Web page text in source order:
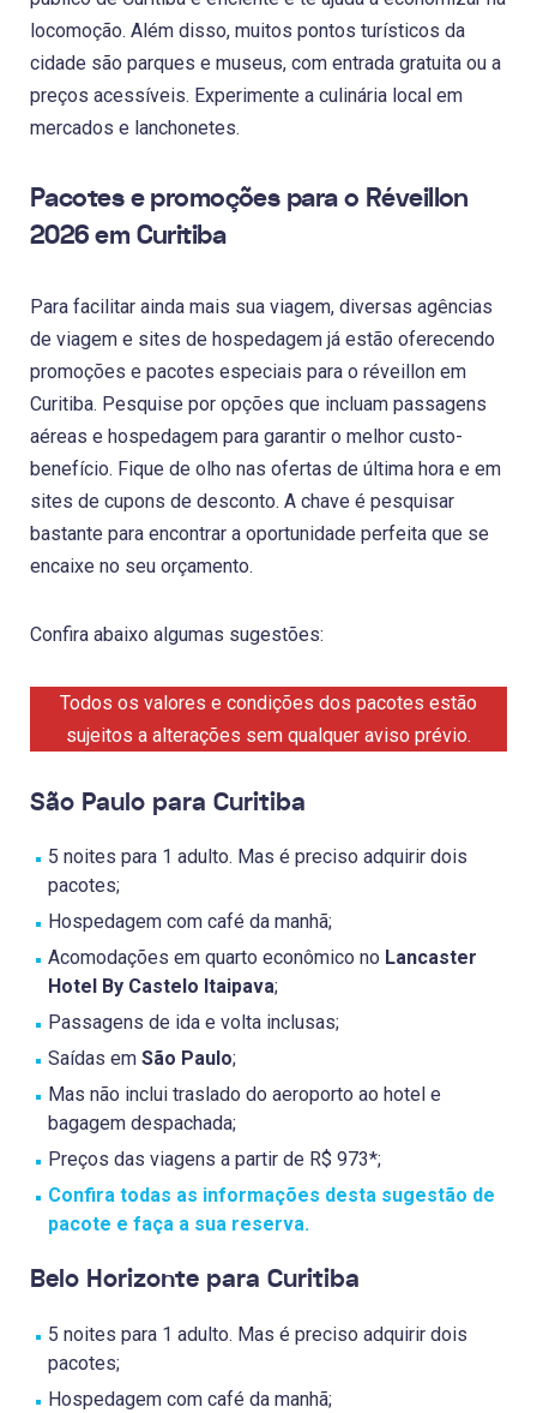
locomoção. Além disso, muitos pontos turísticos da
cidade são parques e museus, com entrada gratuita ou a
preços acessíveis. Experimente a culinária local em
mercados e lanchonetes.
Pacotes e promoções para o Réveillon
2026 em Curitiba
Para facilitar ainda mais sua viagem, diversas agências
de viagem e sites de hospedagem já estão oferecendo
promoções e pacotes especiais para o réveillon em
Curitiba. Pesquise por opções que incluam passagens
aéreas e hospedagem para garantir o melhor custo-
benefício. Fique de olho nas ofertas de última hora e em
sites de cupons de desconto. A chave é pesquisar
bastante para encontrar a oportunidade perfeita que se
encaixe no seu orçamento.
Confira abaixo algumas sugestões:
Todos os valores e condições dos pacotes estão
sujeitos a alterações sem qualquer aviso prévio.
São Paulo para Curitiba
5 noites para 1 adulto. Mas é preciso adquirir dois
pacotes;
Hospedagem com café da manhã;
Acomodações em quarto econômico no Lancaster
Hotel By Castelo Itaipava;
Passagens de ida e volta inclusas;
Saídas em São Paulo;
Mas não inclui traslado do aeroporto ao hotel e
bagagem despachada;
Preços das viagens a partir de R$ 973*;
Confira todas as informações desta sugestão de
pacote e faça a sua reserva.
Belo Horizonte para Curitiba
5 noites para 1 adulto. Mas é preciso adquirir dois
pacotes;
Hospedagem com café da manhã;